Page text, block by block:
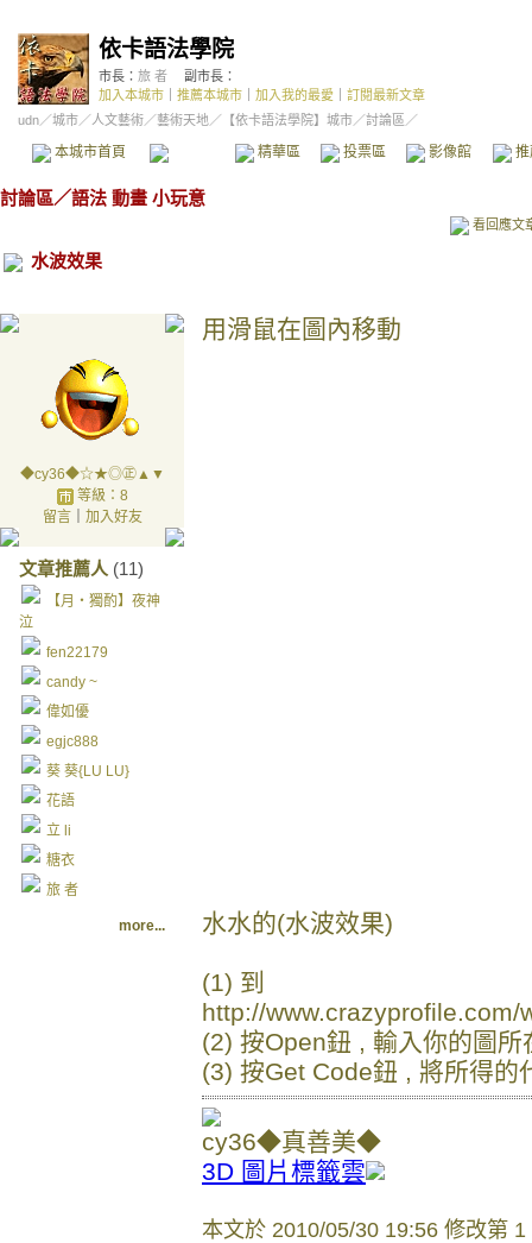
依卡語法學院
市長： 旅 者
副市長：
加入本城市
推薦本城市 加入我的最愛
訂閱最新文章
udn／城市／人文藝術／藝術天地／ 【依卡語法學院】城市／討論區／
本城市首頁 精華區 投票區 影像館
討論區／語法 動畫 小玩意
看回應文
水波效果
◆cy36◆☆★◎㊣▲▼
等級：8
留言｜ 加入好友
文章推薦人 (11)
【月‧獨酌】夜神
泣
fen22179
candy ~
偉如優
egjc888
葵 葵{LU LU}
花語
立 li
糖衣
旅 者
more...
用滑鼠在圖內移動
水水的(水波效果)
(1) 到
http://
(2) 按Open鈕 , 輸入你的圖所
(3) 按Get Code鈕 , 將所得的
cy36◆真善美◆
3D 圖片標籤雲
本文於 2010/05/30 19:56 修改第 1